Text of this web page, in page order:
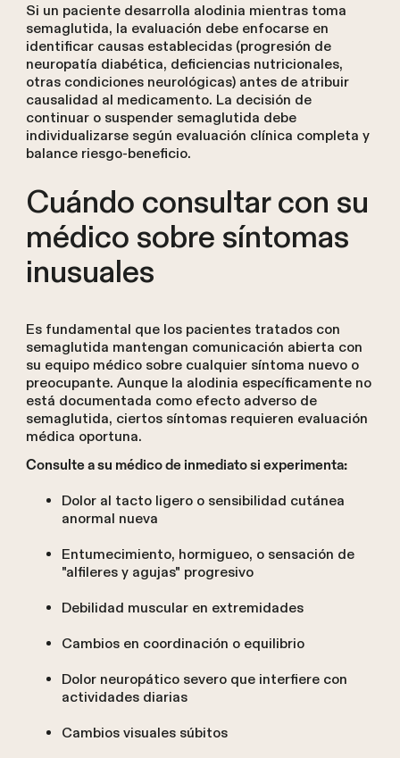
Si un paciente desarrolla alodinia mientras toma
semaglutida, la evaluación debe enfocarse en
identificar causas establecidas (progresión de
neuropatía diabética, deficiencias nutricionales,
otras condiciones neurológicas) antes de atribuir
causalidad al medicamento. La decisión de
continuar o suspender semaglutida debe
individualizarse según evaluación clínica completa y
balance riesgo-beneficio.
Cuándo consultar con su
médico sobre síntomas
inusuales
Es fundamental que los pacientes tratados con
semaglutida mantengan comunicación abierta con
su equipo médico sobre cualquier síntoma nuevo o
preocupante. Aunque la alodinia específicamente no
está documentada como efecto adverso de
semaglutida, ciertos síntomas requieren evaluación
médica oportuna.
Consulte a su médico de inmediato si experimenta:
Dolor al tacto ligero o sensibilidad cutánea
anormal nueva
Entumecimiento, hormigueo, o sensación de
"alfileres y agujas" progresivo
Debilidad muscular en extremidades
Cambios en coordinación o equilibrio
Dolor neuropático severo que interfiere con
actividades diarias
Cambios visuales súbitos